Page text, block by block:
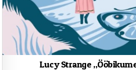
Lucy Strange